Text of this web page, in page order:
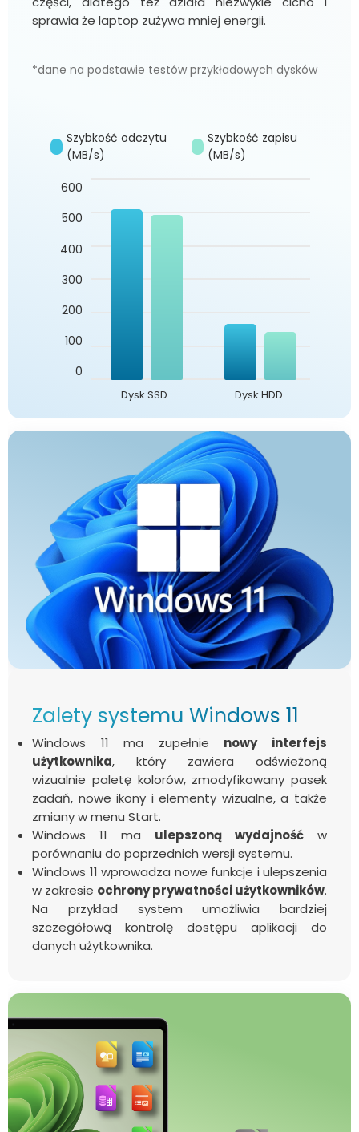
sprawia że laptop zużywa mniej energii.
*dane na podstawie testów przykładowych dysków
Szybkość odczytu
(MB/s)
Szybkość zapisu
(MB/s)
600
500
400
300
200
100
0
Dysk SSD Dysk HDD
Zalety systemu Windows 11
Windows 11 ma zupełnie nowy interfejs
użytkownika, który zawiera odświeżoną
wizualnie paletę kolorów, zmodyfikowany pasek
zadań, nowe ikony i elementy wizualne, a także
zmiany w menu Start.
Windows 11 ma ulepszoną wydajność w
porównaniu do poprzednich wersji systemu.
Windows 11 wprowadza nowe funkcje i ulepszenia
w zakresie ochrony prywatności użytkowników.
Na przykład system umożliwia bardziej
szczegółową kontrolę dostępu aplikacji do
danych użytkownika.